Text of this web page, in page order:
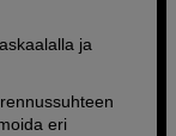
ja
eri